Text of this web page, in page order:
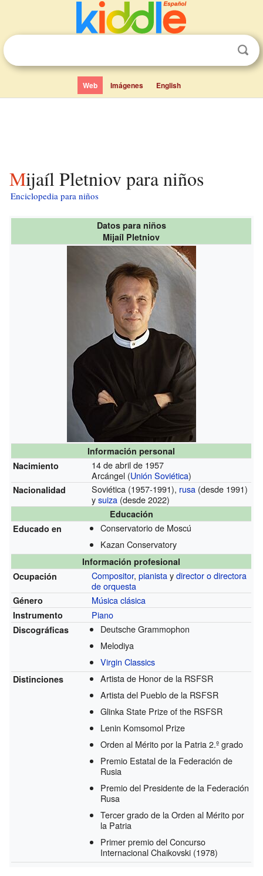
Web Imágenes English
Mijaíl Pletniov para niños
Enciclopedia para niños
Datos para niños
Mijaíl Pletniov
Información personal
Nacimiento
14 de abril de 1957
Arcángel (Unión Soviética)
Nacionalidad Soviética (1957-1991), rusa (desde 1991)
ysuiza (desde 2022)
Educación
Educado en
Conservatorio de Moscú
Kazan Conservatory
Información profesional
Ocupación
Compositor,pianistaydirector o directora
de orquesta
Género Música clásica
Instrumento Piano
Discográficas
Deutsche Grammophon
Melodiya
Virgin Classics
Distinciones
Artista de Honor de la RSFSR
Artista del Pueblo de la RSFSR
Glinka State Prize of the RSFSR
Lenin Komsomol Prize
Orden al Mérito por la Patria 2.º grado
Premio Estatal de la Federación de
Rusia
Premio del Presidente de la Federación
Rusa
Tercer grado de la Orden al Mérito por
la Patria
Primer premio del Concurso
Internacional Chaikovski (1978)